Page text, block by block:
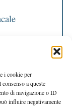
i cookie per
a queste
di navigazione o ID
influire negativamente
2 milioni